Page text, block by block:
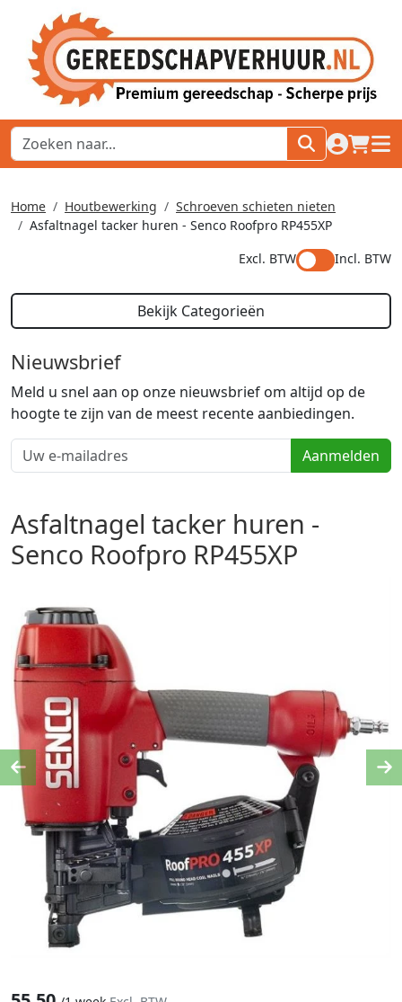
naar
Home Houtbewerking
Schroeven schieten nieten
Asfaltnagel tacker huren - Senco Roofpro RP455XP
Excl. BTW
Incl. BTW
Bekijk Categorieën
Nieuwsbrief
Meld u snel aan op onze nieuwsbrief om altijd op de
hoogte te zijn van de meest recente aanbiedingen.
Aanmelden
Asfaltnagel tacker huren -
Senco Roofpro RP455XP
Previous